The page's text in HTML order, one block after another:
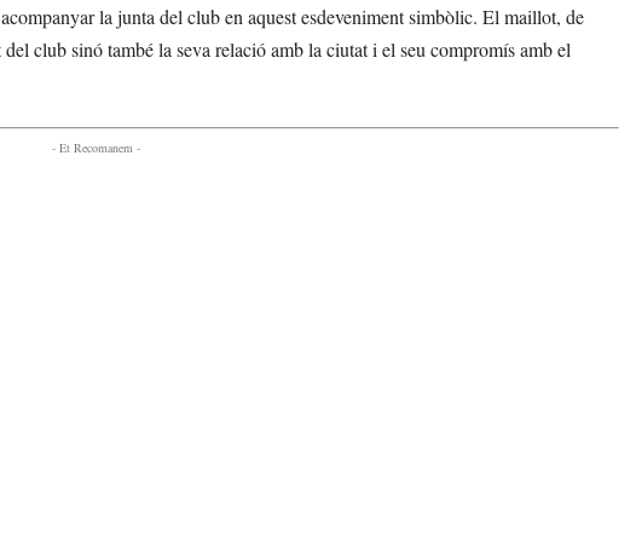
la junta del club en aquest esdeveniment simbòlic. El maillot, de
club sinó també la seva relació amb la ciutat i el seu compromís amb el
- Et Recomanem -